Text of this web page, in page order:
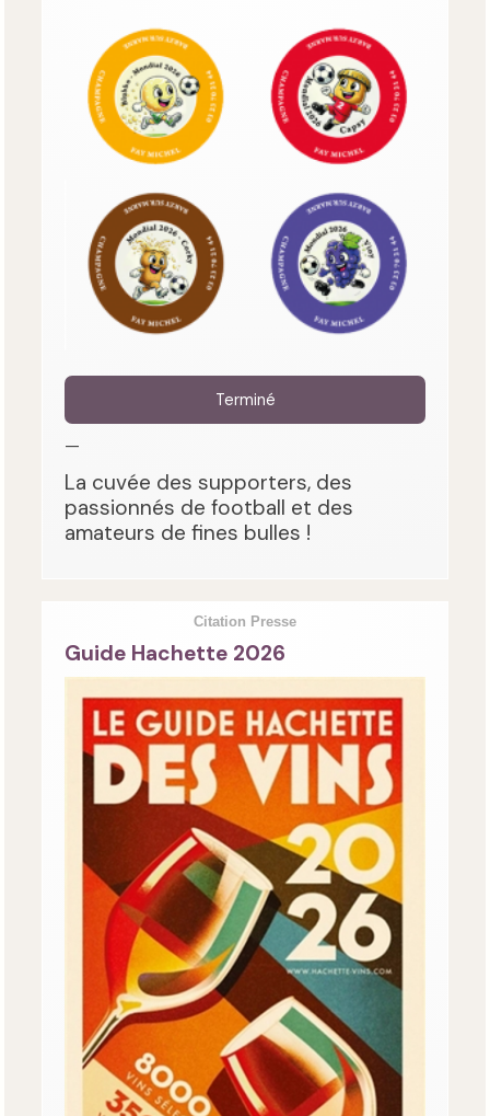
Terminé
—
La cuvée des supporters, des
passionnés de football et des
amateurs de fines bulles !
Citation Presse
Guide Hachette 2026